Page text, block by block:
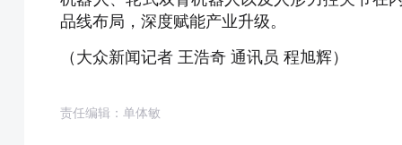
品线布局，深度赋能产业升级。
（大众新闻记者 王浩奇 通讯员 程旭辉）
责任编辑：单体敏